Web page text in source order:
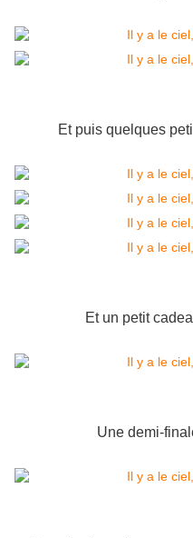
Et puis quelques
Et un petit
Une demi-